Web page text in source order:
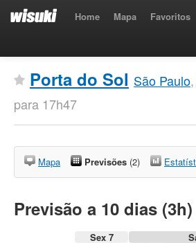
Home Mapa Favoritos
Porta do Sol São Paulo,
para 17h47
Mapa Previsões (2)
Previsão a 10 dias (3h)
Sex 7